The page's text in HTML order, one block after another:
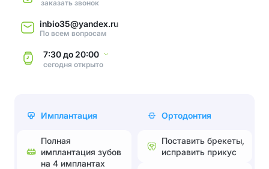
заказать звонок
inbio35@yandex.ru
По всем вопросам
7:30до20:00
сегодняоткрыто
Имплантация
Полная
имплантация зубов
на 4 имплантах
Ортодонтия
Поставить брекеты,
исправить прикус